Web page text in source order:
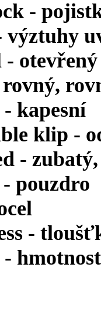
-
výztuhy
- otevřený
kapesní
klip -
-
pouzdro
-
hmotnost